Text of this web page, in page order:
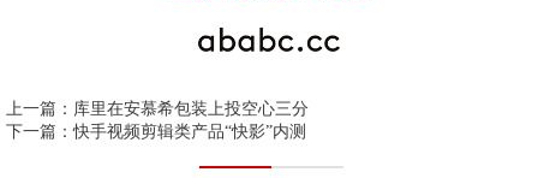
上一篇： 库里在安慕希包装上投空心三分
下一篇：快手视频剪辑类产品“快影”内测